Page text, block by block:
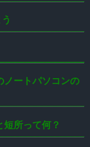
ノートパソコンの
短所って何？